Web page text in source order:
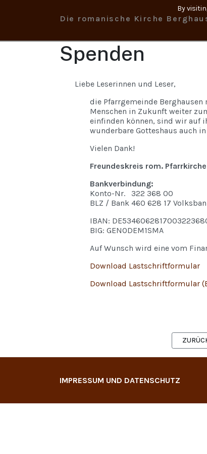
Die romanische Kirche
Spenden
Liebe Leserinnen und Leser,
die Pfarrgemeinde
Menschen in Zukunft weiter
einfinden können, sind wir auf
wunderbare Gotteshaus auch
Vielen Dank!
Freundeskreis rom.
Bankverbindung:
Konto-Nr. 322 368 00
BLZ / Bank 460 628 17
IBAN:
BIG: GENODEM1SMA
Auf Wunsch wird eine vom
Download Lastschriftformular
Download Lastschriftformular
IMPRESSUM UND DATENSCHUTZ
By